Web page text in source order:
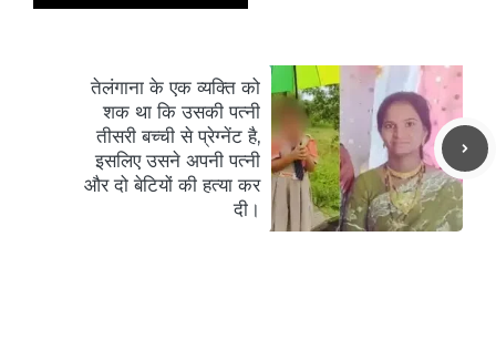
तेलंगाना के एक व्यक्ति को
शक था कि उसकी पत्नी
तीसरी बच्ची से प्रेग्नेंट है,
इसलिए उसने अपनी पत्नी
और दो बेटियों की हत्या कर
दी।